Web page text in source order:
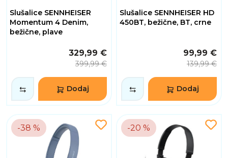
Slušalice SENNHEISER
Momentum 4 Denim,
bežične, plave
329,99 €
399,99 €
Dodaj
Slušalice SENNHEISER HD
450BT, bežične, BT, crne
99,99 €
139,99 €
Dodaj
-38 % -20 %